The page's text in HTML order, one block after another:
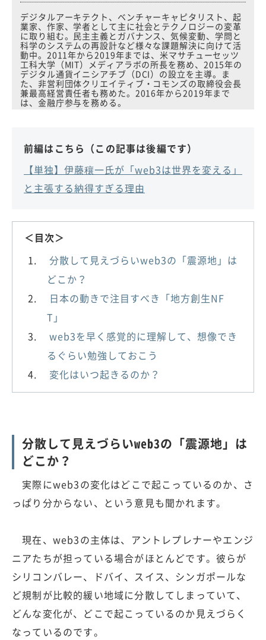
デジタルアーキテクト、ベンチャーキャピタリスト、起
業家、作家、学者として主に社会とテクノロジーの変革
に取り組む。民主主義とガバナンス、気候変動、学問と
科学のシステムの再設計など様々な課題解決に向けて活
動中。2011年から2019年までは、米マサチューセッツ
工科大学（MIT）メディアラボの所長を務め、2015年の
デジタル通貨イニシアチブ（DCI）の設立を主導。ま
た、非営利団体クリエイティブ・コモンズの取締役会長
兼最高経営責任者も務めた。2016年から2019年まで
は、金融庁参与を務める。
前編はこちら（この記事は後編です）
【単独】伊藤穰一氏が「web3は世界を変える」
と主張する納得すぎる理由
＜目次＞
分散して見えづらいweb3の「震源地」は
どこか？
日本の動きで注目すべき「地方創生NF
T」
web3を早く感覚的に理解して、想像でき
るぐらい勉強しておこう
変化はいつ起きるのか？
分散して見えづらいweb3の「震源地」は
どこか？
実際にweb3の変化はどこで起こっているのか、さ
っぱり分からない、という意見も聞かれます。
現在、web3の主体は、アントレプレナーやエンジ
ニアたちが担っている場合がほとんどです。彼らが
シリコンバレー、ドバイ、スイス、シンガポールな
ど規制が比較的緩い地域に分散してしまっていて、
どんな変化が、どこで起こっているのか見えづらく
なっているのです。